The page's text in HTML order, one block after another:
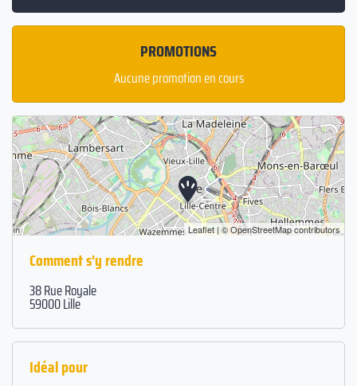
PROMOTIONS
Aucune promotion en cours
Leaflet | ©OpenStreetMapcontributors
Comment s'y rendre
38 Rue Royale
59000 Lille
Idéal pour